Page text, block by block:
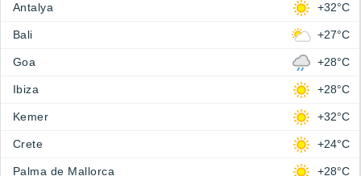
Antalya +32°C
Bali +27°C
Goa +28°C
Ibiza +28°C
Kemer +32°C
Crete +24°C
Palma de Mallorca +28°C